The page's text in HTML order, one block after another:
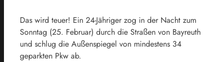
Das wird teuer! Ein 24-Jähriger zog in der Nacht zum
Sonntag (25. Februar) durch die Straßen von Bayreuth
und schlug die Außenspiegel von mindestens 34
geparkten Pkw ab.